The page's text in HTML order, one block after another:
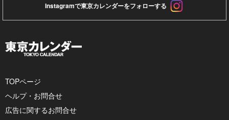
Instagramで東京カレンダーをフォローする
TOPページ
ヘルプ・お問合せ
広告に関するお問合せ